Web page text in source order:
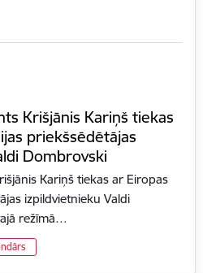
Krišjānis Kariņš tiekas
priekšsēdētājas
Dombrovski
Kariņš tiekas ar Eiropas
izpildvietnieku Valdi
režīmā…